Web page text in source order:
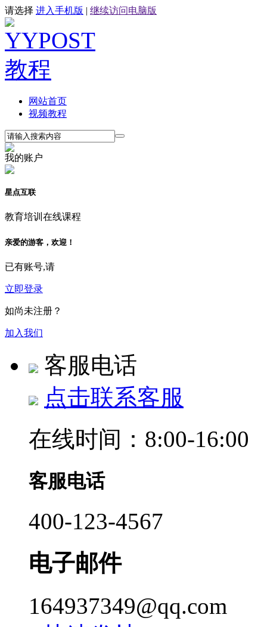
请选择 进入手机版 | 继续访问电脑版
网站首页
视频教程
我的账户
星点互联
教育培训在线课程
亲爱的游客，欢迎！
已有账号,请
立即登录
如尚未注册？
加入我们
客服电话
点击联系客服
在线时间：8:00-16:00
客服电话
400-123-4567
电子邮件
164937349@qq.com